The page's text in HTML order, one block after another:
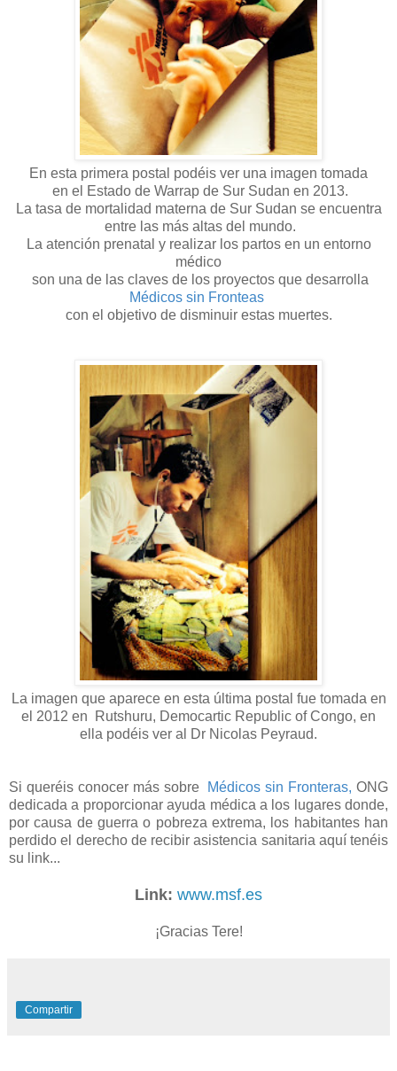
En esta primera postal podéis ver una imagen tomada
en el Estado de Warrap de Sur Sudan en 2013.
La tasa de mortalidad materna de Sur Sudan se encuentra
entre las más altas del mundo.
La atención prenatal y realizar los partos en un entorno
médico
son una de las claves de los proyectos que desarrolla
Médicos sin Fronteas
con el objetivo de disminuir estas muertes.
La imagen que aparece en esta última postal fue tomada en
el 2012 en Rutshuru, Democartic Republic of Congo, en
ella podéis ver al Dr Nicolas Peyraud.
Si queréis conocer más sobre Médicos sin Fronteras,ONG
dedicada a proporcionar ayuda médica a los lugares donde,
por causa de guerra o pobreza extrema, los habitantes han
perdido el derecho de recibir asistencia sanitaria aquí tenéis
su link...
Link: www.msf.es
¡Gracias Tere!
Compartir